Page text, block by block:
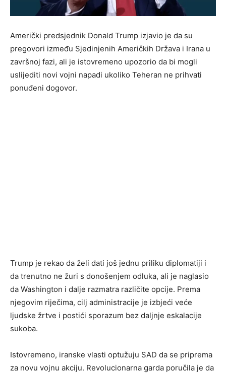
Američki predsjednik Donald Trump izjavio je da su
pregovori između Sjedinjenih Američkih Država i Irana u
završnoj fazi, ali je istovremeno upozorio da bi mogli
uslijediti novi vojni napadi ukoliko Teheran ne prihvati
ponuđeni dogovor.
Trump je rekao da želi dati još jednu priliku diplomatiji i
da trenutno ne žuri s donošenjem odluka, ali je naglasio
da Washington i dalje razmatra različite opcije. Prema
njegovim riječima, cilj administracije je izbjeći veće
ljudske žrtve i postići sporazum bez daljnje eskalacije
sukoba.
Istovremeno, iranske vlasti optužuju SAD da se priprema
za novu vojnu akciju. Revolucionarna garda poručila je da